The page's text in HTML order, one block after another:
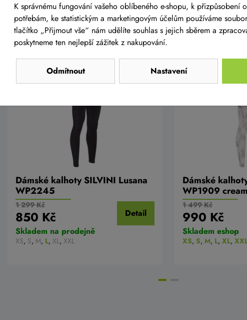
Dámské kalhoty SILVINI Lusana
WP2245
AKCE -35% LIKVIDACE
1 299 Kč
850 Kč
Skladem na prodejně
XS, S, M, L, XL, XXL
Detail
Dámské
WP1909 cream
1 499 Kč
990 Kč
Skladem eshop
XS, S, M, L, XL,
K správnému fungování vašeho oblíbeného e-shopu, k přizpůsobení
potřebám, ke statistickým a marketingovým účelům používáme
tlačítko „Přijmout vše“ nám udělíte souhlas s jejich sběrem a
poskytneme ten nejlepší zážitek z nakupování.
Odmítnout Nastavení